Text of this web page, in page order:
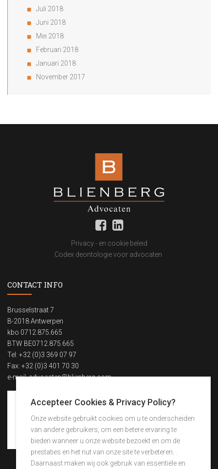
Juli 2018
Juni 2018
Mei 2018
Februari 2018
Januari 2018
November 2017
Privacy - en cookie beleid
Codex deontologie voor advocaten
CONTACT INFO
Brusselstraat 7
B-2018 Antwerpen
kbo 0712.875.665
BTW BE0712.875.665
Tel: +32 (0)3 369 07 97
Fax: +32 (0)3 401 70 30
e-mail:advocaten@blienberg.com
Accepteer Cookies & Privacy Policy?
Onze website gebruikt cookies om u te onderscheiden
van andere gebruikers, om een betere ervaring te
bieden wanneer u onze website bezoekt en om de
prestaties en het nut van onze site te verbeteren. .
Daarnaast maken wij ook gebruik van essentiële en